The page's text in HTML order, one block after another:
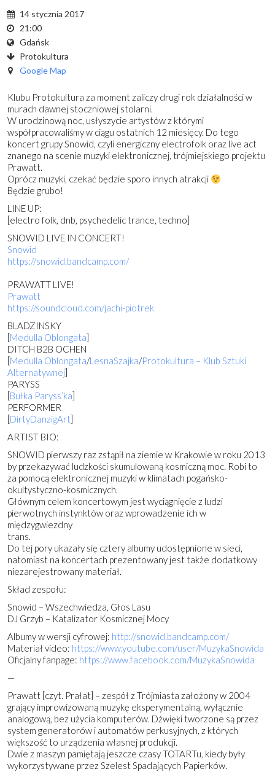
14 stycznia 2017
21:00
Gdańsk
Protokultura
Google Map
Klubu Protokultura za moment zaliczy drugi rok działalności w
murach dawnej stoczniowej stolarni.
W urodzinową noc, usłyszycie artystów z którymi
współpracowaliśmy w ciągu ostatnich 12 miesięcy. Do tego
koncert grupy Snowid, czyli energiczny electrofolk oraz live act
znanego na scenie muzyki elektronicznej, trójmiejskiego projektu
Prawatt.
Oprócz muzyki, czekać będzie sporo innych atrakcji
Będzie grubo!
LINE UP:
[electro folk, dnb, psychedelic trance, techno]
SNOWID LIVE IN CONCERT!
Snowid
https://snowid.bandcamp.com/
PRAWATT LIVE!
Prawatt
https://soundcloud.com/jachi-piotrek
BLADZINSKY
[Medulla Oblongata]
DITCH B2B OCHEN
[Medulla Oblongata/LesnaSzajka/Protokultura – Klub Sztuki
Alternatywnej]
PARYSS
[Bułka Paryss’ka]
PERFORMER
[DirtyDanzigArt]
ARTIST BIO:
SNOWID pierwszy raz zstąpił na ziemie w Krakowie w roku 2013
by przekazywać ludzkości skumulowaną kosmiczną moc. Robi to
za pomocą elektronicznej muzyki w klimatach pogańsko-
okultystyczno-kosmicznych.
Głównym celem koncertowym jest wyciągnięcie z ludzi
pierwotnych instynktów oraz wprowadzenie ich w
międzygwiezdny
trans.
Do tej pory ukazały się cztery albumy udostępnione w sieci,
natomiast na koncertach prezentowany jest także dodatkowy
niezarejestrowany materiał.
Skład zespołu:
Snowid – Wszechwiedza, Głos Lasu
DJ Grzyb – Katalizator Kosmicznej Mocy
Albumy w wersji cyfrowej: http://snowid.bandcamp.com/
Materiał video: https://www.youtube.com/user/MuzykaSnowida
Oficjalny fanpage: https://www.facebook.com/MuzykaSnowida
—
Prawatt [czyt. Prałat] – zespół z Trójmiasta założony w 2004
grający improwizowaną muzykę eksperymentalną, wyłącznie
analogową, bez użycia komputerów. Dźwięki tworzone są przez
system generatorów i automatów perkusyjnych, z których
większość to urządzenia własnej produkcji.
Dwie z maszyn pamiętają jeszcze czasy TOTARTu, kiedy były
wykorzystywane przez Szelest Spadających Papierków.